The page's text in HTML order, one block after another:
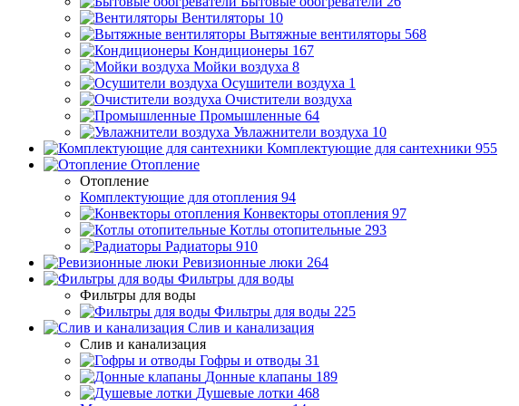
Вентиляторы 10
Вытяжные вентиляторы 568
Кондиционеры 167
Мойки воздуха 8
Осушители воздуха 1
Очистители воздуха
Промышленные 64
Увлажнители воздуха 10
Комплектующие для сантехники 955
Отопление
Отопление
Комплектующие для отопления 94
Конвекторы отопления 97
Котлы отопительные 293
Радиаторы 910
Ревизионные люки 264
Фильтры для воды
Фильтры для воды
Фильтры для воды 225
Слив и канализация
Слив и канализация
Гофры и отводы 31
Донные клапаны 189
Душевые лотки 468